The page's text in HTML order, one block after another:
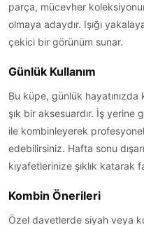
parça, mücevher
olmaya adaydır. Işığı
çekici bir görünüm sunar.
Günlük Kullanım
Bu küpe, günlük
şık bir aksesuardır. İş
ile kombinleyerek
edebilirsiniz. Hafta sonu
kıyafetlerinize şıklık katarak
Kombin Önerileri
Özel davetlerde siyah veya